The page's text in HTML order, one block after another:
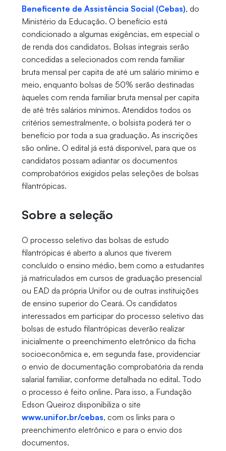
Beneficente de Assistência Social (Cebas), do
Ministério da Educação. O benefício está
condicionado a algumas exigências, em especial o
de renda dos candidatos. Bolsas integrais serão
concedidas a selecionados com renda familiar
bruta mensal per capita de até um salário mínimo e
meio, enquanto bolsas de 50% serão destinadas
àqueles com renda familiar bruta mensal per capita
de até três salários mínimos. Atendidos todos os
critérios semestralmente, o bolsista poderá ter o
benefício por toda a sua graduação. As inscrições
são online. O edital já está disponível, para que os
candidatos possam adiantar os documentos
comprobatórios exigidos pelas seleções de bolsas
filantrópicas.
Sobre a seleção
O processo seletivo das bolsas de estudo
filantrópicas é aberto a alunos que tiverem
concluído o ensino médio, bem como a estudantes
já matriculados em cursos de graduação presencial
ou EAD da própria Unifor ou de outras instituições
de ensino superior do Ceará. Os candidatos
interessados em participar do processo seletivo das
bolsas de estudo filantrópicas deverão realizar
inicialmente o preenchimento eletrônico da ficha
socioeconômica e, em segunda fase, providenciar
o envio de documentação comprobatória da renda
salarial familiar, conforme detalhada no edital. Todo
o processo é feito online. Para isso, a Fundação
Edson Queiroz disponibiliza o site
www.unifor.br/cebas, com os links para o
preenchimento eletrônico e para o envio dos
documentos.